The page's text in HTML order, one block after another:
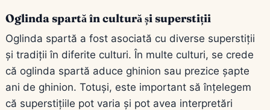
Oglinda spartă în cultură și superstiții
Oglinda spartă a fost asociată cu diverse superstiții
și tradiții în diferite culturi. În multe culturi, se crede
că oglinda spartă aduce ghinion sau prezice șapte
ani de ghinion. Totuși, este important să înțelegem
că superstițiile pot varia și pot avea interpretări